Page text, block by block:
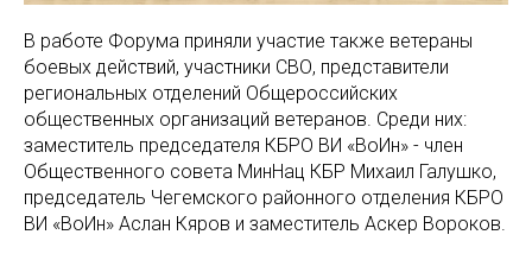
В работе Форума приняли участие также ветераны
боевых действий, участники СВО, представители
региональных отделений Общероссийских
общественных организаций ветеранов. Среди них:
заместитель председателя КБРО ВИ «ВоИн» - член
Общественного совета МинНац КБР Михаил Галушко,
председатель Чегемского районного отделения КБРО
ВИ «ВоИн» Аслан Кяров и заместитель Аскер Вороков.